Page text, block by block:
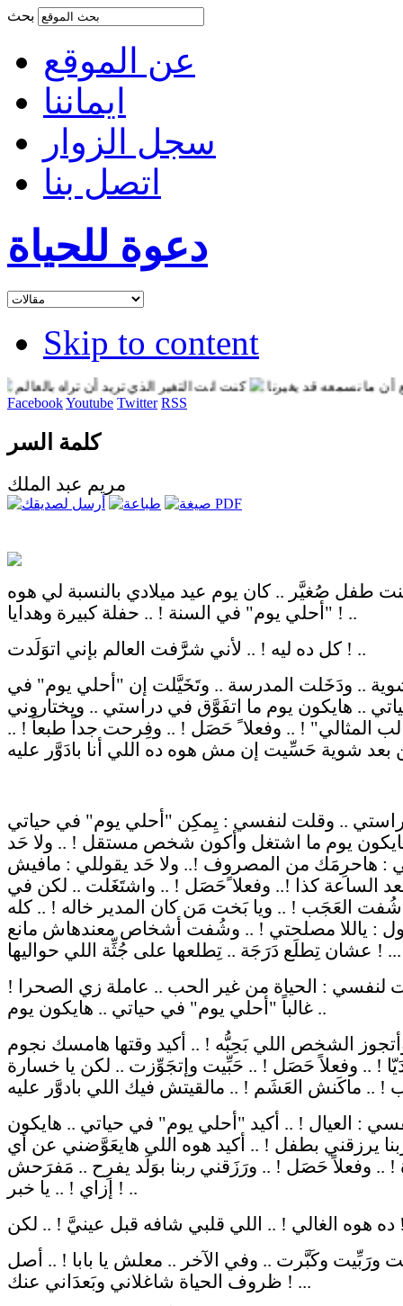
عن الموقع
ايماننا
سجل الزوار
اتصل بنا
دعوة للحياة
Skip to content
قد يغيرنا كنت انت التغير الذي تريد أن تراه بالعالم
انت قوي
FacebookYoutube Twitter RSS
كلمة السر
مريم عبد الملك
طفل صُغيَّر .. كان يوم عيد ميلادي بالنسبة لي هوه
"أحلي يوم" في السنة ! .. حفلة كبيرة وهدايا ! ..
كل ده ليه ! .. لأني شرََّفت العالم بإني اتوَلَدت ! ..
.. ودَخَلت المدرسة .. وتَخَيَّلت إن "أحلي يوم" في
.. هايكون يوم ما اتفَوَّق في دراستي .. ويختاروني
المثالي" ! .. وفعلا ً حَصَل ! .. وفِرحت جداً طبعاً ! ..
.. وقلت لنفسي : يِمكِن "أحلي يوم" في حياتي
يوم ما اشتغل وأكون شخص مستقل ! .. ولا حَد
: هاحرِمَك من المصروف !.. ولا حَد يقوللي : مافيش
الساعة كذا !.. وفعلا ًحَصَل ! .. واشتَغَلت .. لكن في
العَجَب ! .. ويا بَخت مَن كان المدير خاله ! .. كله
: ياللا مصلحتي ! .. وشُفت أشخاص معندهاش مانع
عشان تِطلَع دَرَجَة .. تِطلعها على جُثِّة اللي حواليها ! ...
لنفسي : الحياة من غير الحب .. عاملة زي الصحرا !
.. غالباً "أحلي يوم" في حياتي .. هايكون يوم
الشخص اللي بَحِبُّه ! .. أكيد وقتها هامسك نجوم
! .. وفعلاً حَصَل ! .. حَبِّيت وإتجَوِّزت .. لكن يا خسارة
: العيال ! .. أكيد "أحلي يوم" في حياتي .. هايكون
يرزقني بطفل ! .. أكيد هوه اللي هايعَوَّضني عن أي
.. وفعلاً حَصَل ! .. ورَزَقني ربنا بوَلَد يفرِح .. مَفرَحش
إزاي ! .. يا خبر ! ..
! ..
ورَبِّيت وكَبَّرت .. وفي الآخر .. معلش يا بابا ! .. أصل
ظروف الحياة شاغلاني وبَعدَاني عنك ! ...